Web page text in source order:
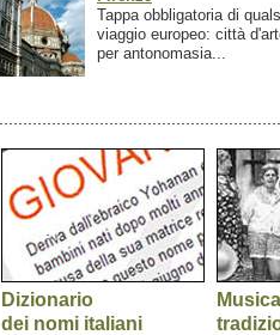
Tappa obbligatoria di
viaggio europeo: città
per antonomasia...
Dizionario
dei nomi italiani
Musica